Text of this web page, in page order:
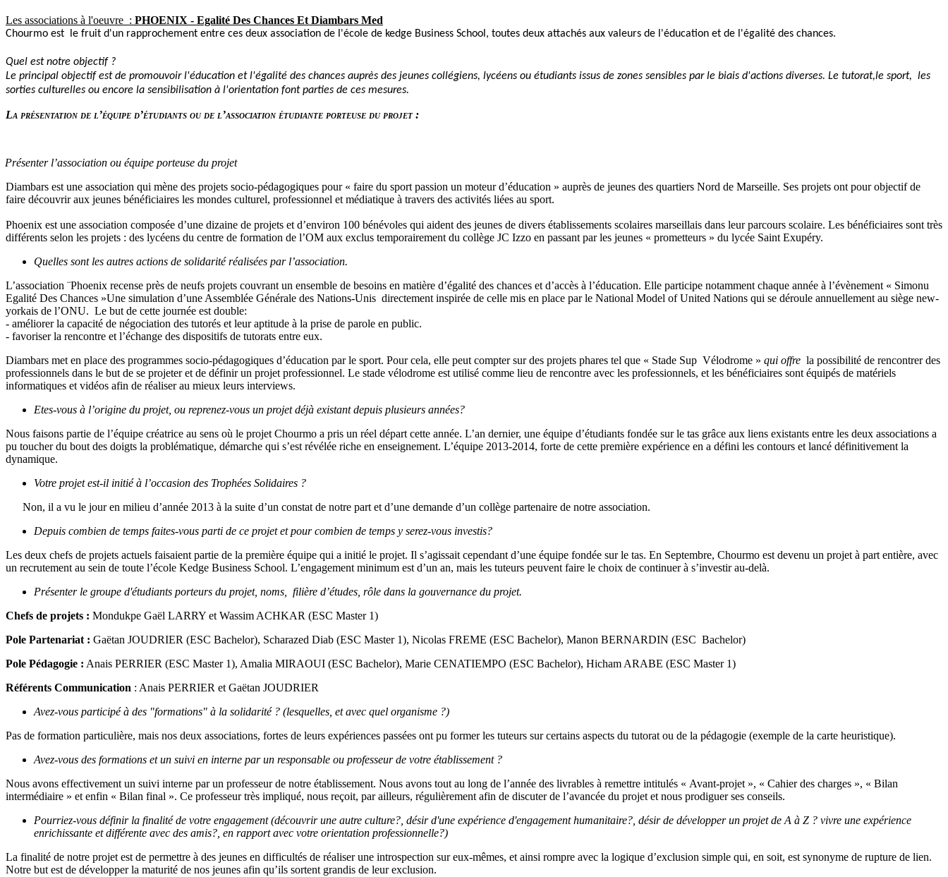
Les associations à l'oeuvre : PHOENIX - Egalité Des Chances Et Diambars Med
Chourmo est le fruit d'un rapprochement entre ces deux association de l'école de kedge Business School, toutes deux attachés aux valeurs de l'éducation et de l'égalité des chances.
Quel est notre objectif ?
Le principal objectif est de promouvoir l'éducation et l'égalité des chances auprès des jeunes collégiens, lycéens ou étudiants issus de zones sensibles par le biais d'actions diverses. Le tutorat,le sport, les
sorties culturelles ou encore la sensibilisation à l'orientation font parties de ces mesures.
La présentation de l’équipe d’étudiants ou de l’association étudiante porteuse du projet :
Présenter l’association ou équipe porteuse du projet
Diambars est une association qui mène des projets socio-pédagogiques pour « faire du sport passion un moteur d’éducation » auprès de jeunes des quartiers Nord de Marseille. Ses projets ont pour objectif de
faire découvrir aux jeunes bénéficiaires les mondes culturel, professionnel et médiatique à travers des activités liées au sport.
Phoenix est une association composée d’une dizaine de projets et d’environ 100 bénévoles qui aident des jeunes de divers établissements scolaires marseillais dans leur parcours scolaire. Les bénéficiaires sont très
différents selon les projets : des lycéens du centre de formation de l’OM aux exclus temporairement du collège JC Izzo en passant par les jeunes « prometteurs » du lycée Saint Exupéry.
Quelles sont les autres actions de solidarité réalisées par l’association.
L’association ¨Phoenix recense près de neufs projets couvrant un ensemble de besoins en matière d’égalité des chances et d’accès à l’éducation. Elle participe notamment chaque année à l’évènement « Simonu
Egalité Des Chances »Une simulation d’une Assemblée Générale des Nations-Unis directement inspirée de celle mis en place par le National Model of United Nations qui se déroule annuellement au siège new-
yorkais de l’ONU. Le but de cette journée est double:
- améliorer la capacité de négociation des tutorés et leur aptitude à la prise de parole en public.
- favoriser la rencontre et l’échange des dispositifs de tutorats entre eux.
Diambars met en place des programmes socio-pédagogiques d’éducation par le sport. Pour cela, elle peut compter sur des projets phares tel que « Stade Sup Vélodrome » qui offre la possibilité de rencontrer des
professionnels dans le but de se projeter et de définir un projet professionnel. Le stade vélodrome est utilisé comme lieu de rencontre avec les professionnels, et les bénéficiaires sont équipés de matériels
informatiques et vidéos afin de réaliser au mieux leurs interviews.
Etes-vous à l’origine du projet, ou reprenez-vous un projet déjà existant depuis plusieurs années?
Nous faisons partie de l’équipe créatrice au sens où le projet Chourmo a pris un réel départ cette année. L’an dernier, une équipe d’étudiants fondée sur le tas grâce aux liens existants entre les deux associations a
pu toucher du bout des doigts la problématique, démarche qui s’est révélée riche en enseignement. L’équipe 2013-2014, forte de cette première expérience en a défini les contours et lancé définitivement la
dynamique.
Votre projet est-il initié à l’occasion des Trophées Solidaires ?
Non, il a vu le jour en milieu d’année 2013 à la suite d’un constat de notre part et d’une demande d’un collège partenaire de notre association.
Depuis combien de temps faites-vous parti de ce projet et pour combien de temps y serez-vous investis?
Les deux chefs de projets actuels faisaient partie de la première équipe qui a initié le projet. Il s’agissait cependant d’une équipe fondée sur le tas. En Septembre, Chourmo est devenu un projet à part entière, avec
un recrutement au sein de toute l’école Kedge Business School. L’engagement minimum est d’un an, mais les tuteurs peuvent faire le choix de continuer à s’investir au-delà.
Présenter le groupe d'étudiants porteurs du projet, noms, filière d’études, rôle dans la gouvernance du projet.
Chefs de projets : Mondukpe Gaël LARRY et Wassim ACHKAR (ESC Master 1)
Pole Partenariat : Gaëtan JOUDRIER (ESC Bachelor), Scharazed Diab (ESC Master 1), Nicolas FREME (ESC Bachelor), Manon BERNARDIN (ESC Bachelor)
Pole Pédagogie : Anais PERRIER (ESC Master 1), Amalia MIRAOUI (ESC Bachelor), Marie CENATIEMPO (ESC Bachelor), Hicham ARABE (ESC Master 1)
Référents Communication : Anais PERRIER et Gaëtan JOUDRIER
Avez-vous participé à des "formations" à la solidarité ? (lesquelles, et avec quel organisme ?)
Pas de formation particulière, mais nos deux associations, fortes de leurs expériences passées ont pu former les tuteurs sur certains aspects du tutorat ou de la pédagogie (exemple de la carte heuristique).
Avez-vous des formations et un suivi en interne par un responsable ou professeur de votre établissement ?
Nous avons effectivement un suivi interne par un professeur de notre établissement. Nous avons tout au long de l’année des livrables à remettre intitulés « Avant-projet », « Cahier des charges », « Bilan
intermédiaire » et enfin « Bilan final ». Ce professeur très impliqué, nous reçoit, par ailleurs, régulièrement afin de discuter de l’avancée du projet et nous prodiguer ses conseils.
Pourriez-vous définir la finalité de votre engagement (découvrir une autre culture?, désir d'une expérience d'engagement humanitaire?, désir de développer un projet de A à Z ? vivre une expérience
enrichissante et différente avec des amis?, en rapport avec votre orientation professionnelle?)
La finalité de notre projet est de permettre à des jeunes en difficultés de réaliser une introspection sur eux-mêmes, et ainsi rompre avec la logique d’exclusion simple qui, en soit, est synonyme de rupture de lien.
Notre but est de développer la maturité de nos jeunes afin qu’ils sortent grandis de leur exclusion.